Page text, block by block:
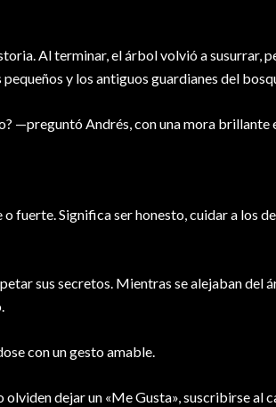
Al terminar, el árbol volvió a susurrar,
y los antiguos guardianes del
—preguntó Andrés, con una mora brillante
fuerte. Significa ser honesto, cuidar a los
sus secretos. Mientras se alejaban del
con un gesto amable.
dejar un «Me Gusta», suscribirse al